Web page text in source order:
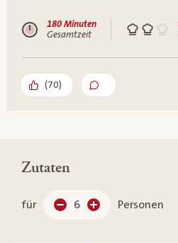
180 Minuten
Gesamtzeit
(70)
Zutaten
für 6 Personen